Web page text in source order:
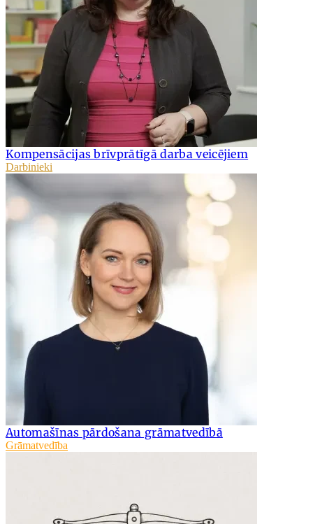
Kompensācijas brīvprātīgā darba veicējiem
Darbinieki
Automašīnas pārdošana grāmatvedībā
Grāmatvedība